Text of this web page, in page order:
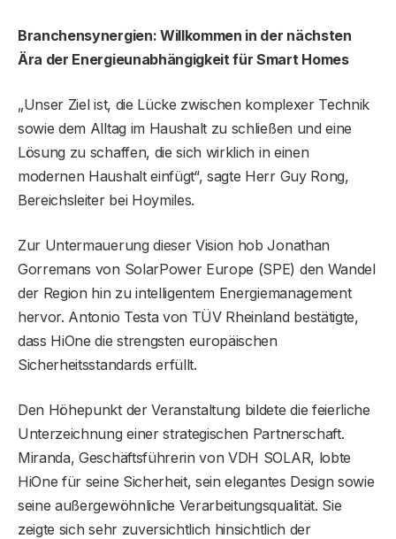
Branchensynergien: Willkommen in der nächsten
Ära der Energieunabhängigkeit für Smart Homes
„Unser Ziel ist, die Lücke zwischen komplexer Technik
sowie dem Alltag im Haushalt zu schließen und eine
Lösung zu schaffen, die sich wirklich in einen
modernen Haushalt einfügt“, sagte Herr Guy Rong,
Bereichsleiter bei Hoymiles.
Zur Untermauerung dieser Vision hob Jonathan
Gorremans von SolarPower Europe (SPE) den Wandel
der Region hin zu intelligentem Energiemanagement
hervor. Antonio Testa von TÜV Rheinland bestätigte,
dass HiOne die strengsten europäischen
Sicherheitsstandards erfüllt.
Den Höhepunkt der Veranstaltung bildete die feierliche
Unterzeichnung einer strategischen Partnerschaft.
Miranda, Geschäftsführerin von VDH SOLAR, lobte
HiOne für seine Sicherheit, sein elegantes Design sowie
seine außergewöhnliche Verarbeitungsqualität. Sie
zeigte sich sehr zuversichtlich hinsichtlich der